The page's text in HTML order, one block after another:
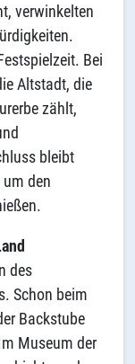
verwinkelten
Bei
Altstadt, die
zählt,
bleibt
den
des
Schon beim
Backstube
Museum der